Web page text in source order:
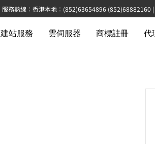
服務熱線：香港本地：(852)63654896 (852)68882160
建站服務 雲伺服器 商標註冊 代